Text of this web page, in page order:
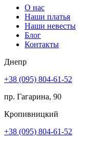
О нас
Наши платья
Наши невесты
Блог
Контакты
Днепр
+38 (095) 804-61-52
пр. Гагарина, 90
Кропивницкий
+38 (095) 804-61-52